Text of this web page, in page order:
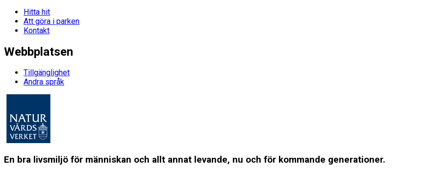
Hitta hit
Att göra i parken
Kontakt
Webbplatsen
Tillgänglighet
Andra språk
En bra livsmiljö för människan och allt annat levande, nu och för kommande generationer.